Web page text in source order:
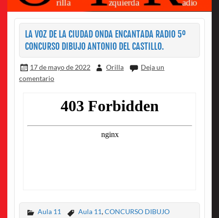
LA VOZ DE LA CIUDAD ONDA ENCANTADA RADIO 5º
CONCURSO DIBUJO ANTONIO DEL CASTILLO.
17 de mayo de 2022 Orilla
Deja un
comentario
Aula 11 Aula 11,CONCURSO DIBUJO